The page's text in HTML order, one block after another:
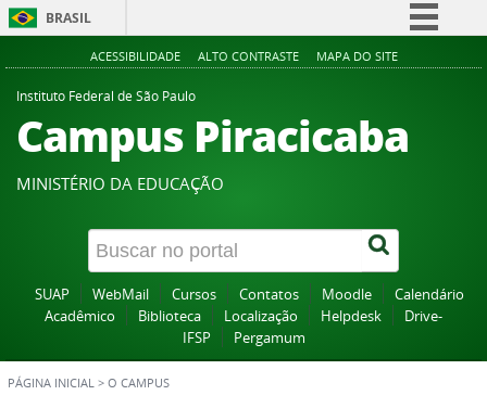
BRASIL
Simplifique!
Participe
Acesso à informação
Canais
ACESSIBILIDADE ALTO CONTRASTE MAPA DO SITE
Instituto Federal de São Paulo
Campus Piracicaba
MINISTÉRIO DA EDUCAÇÃO
SUAP WebMail Cursos Contatos Moodle
Calendário
Acadêmico
Biblioteca Localização Helpdesk
Drive-
IFSP
Pergamum
PÁGINA INICIAL > O CAMPUS